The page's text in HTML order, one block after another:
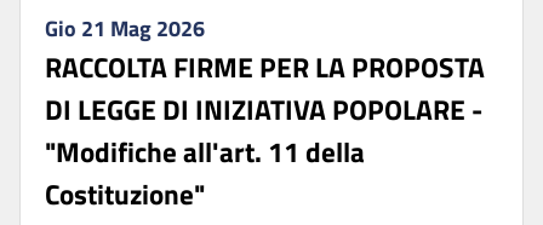
Gio 21 Mag 2026
RACCOLTA FIRME PER LA PROPOSTA
DI LEGGE DI INIZIATIVA POPOLARE -
"Modifiche all'art. 11 della
Costituzione"